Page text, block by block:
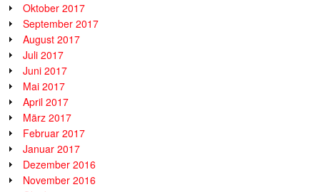
Oktober 2017
September 2017
August 2017
Juli 2017
Juni 2017
Mai 2017
April 2017
März 2017
Februar 2017
Januar 2017
Dezember 2016
November 2016